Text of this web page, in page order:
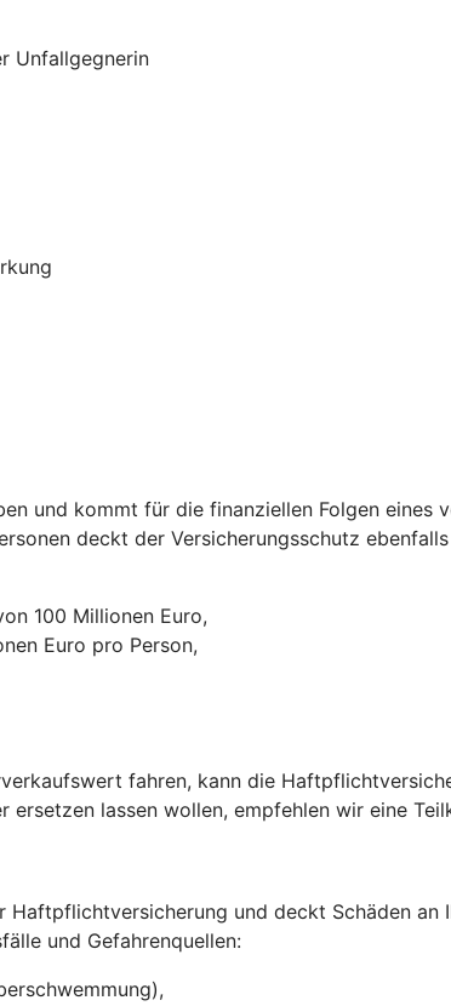
Unfallgegnerin
und kommt für die finanziellen Folgen eines
deckt der Versicherungsschutz
100 Millionen Euro,
Euro pro Person,
fahren, kann die
ersetzen lassen wollen, empfehlen wir eine
und deckt Schäden
und Gefahrenquellen: